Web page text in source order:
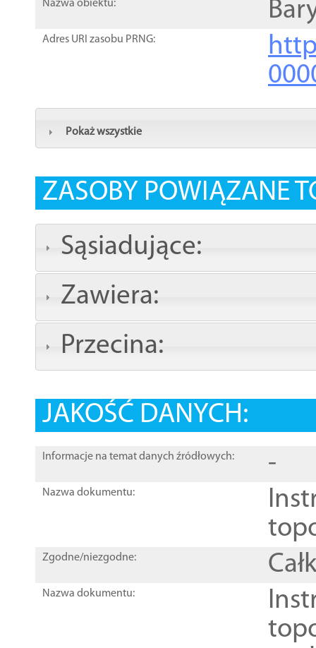
Nazwa obiektu:
Adres URI zasobu PRNG:
Pokaż wszystkie
ZASOBY POWIĄZANE
Sąsiadujące:
Zawiera:
Przecina:
JAKOŚĆ DANYCH:
Informacje na temat danych źródłowych: -
Nazwa dokumentu:
Zgodne/niezgodne:
Nazwa dokumentu: